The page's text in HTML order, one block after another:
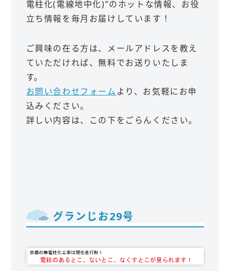
電柱化(電線地中化)”のホットな情報、お役
立ち情報を毎月お届けしています！
ご興味の在る方は、メールアドレスを教え
ていただければ、無料でお送りいたしま
す。
お問い合わせフォーム より、お気軽にお申
込みください。
詳しい内容は、この下をごらんください。
グランじお29号